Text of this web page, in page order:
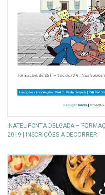
INATEL PONTA DELGADA –
2019 | INSCRIÇÕES A DECORRER